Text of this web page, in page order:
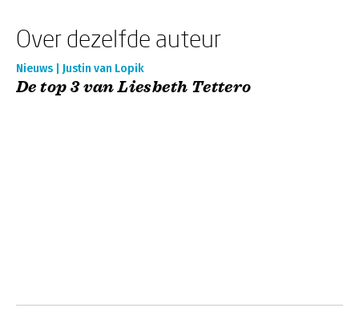
Over dezelfde auteur
Nieuws | Justin van Lopik
De top 3 van Liesbeth Tettero